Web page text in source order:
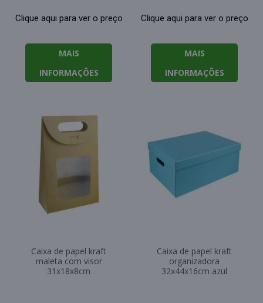
Clique aqui para ver o preço
MAIS
INFORMAÇÕES
Clique aqui para ver o preço
MAIS
INFORMAÇÕES
Caixa de papel kraft
maleta com visor
31x18x8cm
Caixa de papel kraft
organizadora
32x44x16cm azul